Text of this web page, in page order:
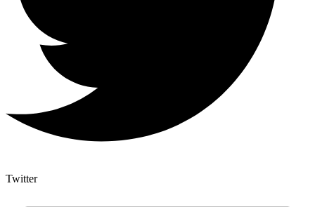
Twitter